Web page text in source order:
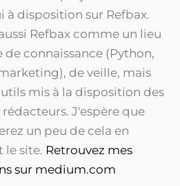
à disposition sur Refbax.
Refbax comme un lieu
de connaissance (Python,
de veille, mais
mis à la disposition des
rédacteurs. J'espère que
un peu de cela en
le site. Retrouvez mes
sur medium.com